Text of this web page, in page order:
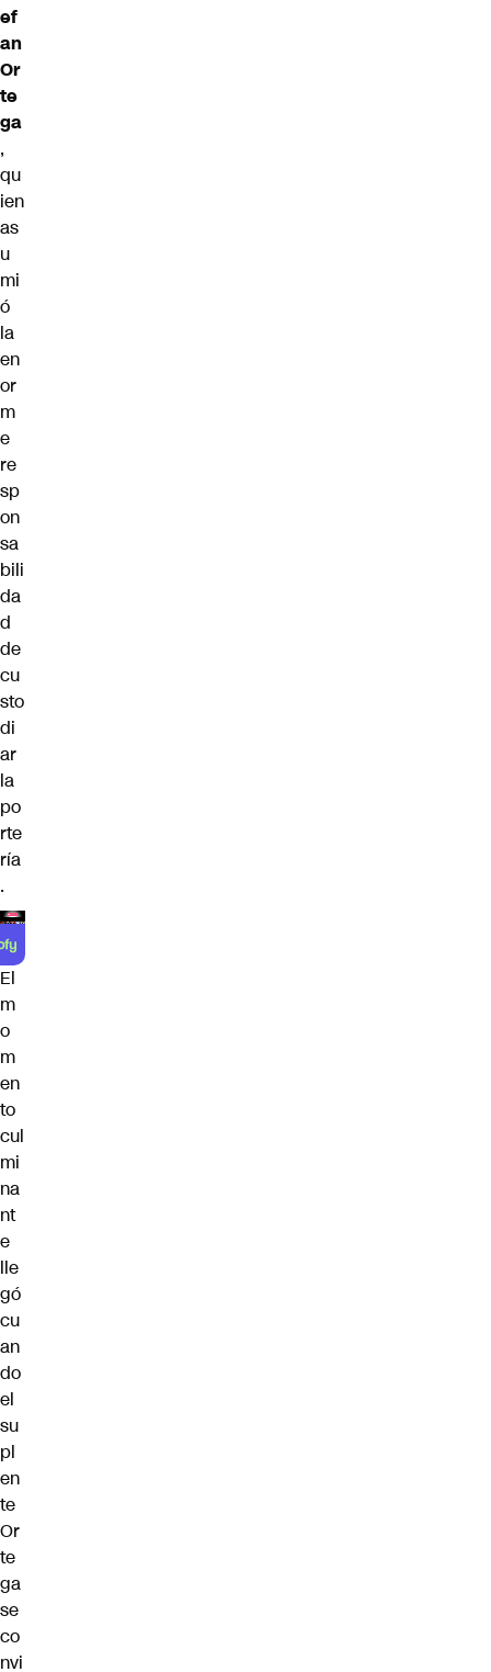
ef
an
Or
te
ga
,
qu
ien
as
u
mi
ó
la
en
or
m
e
re
sp
on
sa
bili
da
d
de
cu
sto
di
ar
la
po
rte
ría
.
El
m
o
m
en
to
cul
mi
na
nt
e
lle
gó
cu
an
do
el
su
pl
en
te
Or
te
ga
se
co
nvi